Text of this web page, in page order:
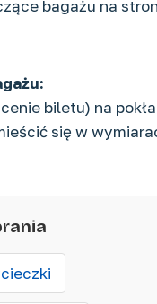
bagażu na
biletu) na
się w